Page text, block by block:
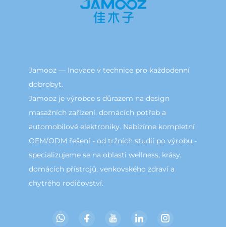
Jamooz — Inovace v technice pro každodenní
dobrobyt.
Jamooz je výrobce s důrazem na design
masažních zařízení, domácích potřeb a
automobilové elektroniky. Nabízíme kompletní
OEM/ODM řešení - od tržních studií po výrobu -
specializujeme se na oblasti wellness, krásy,
domácích přístrojů, venkovského zdraví a
chytrého rodičovství.